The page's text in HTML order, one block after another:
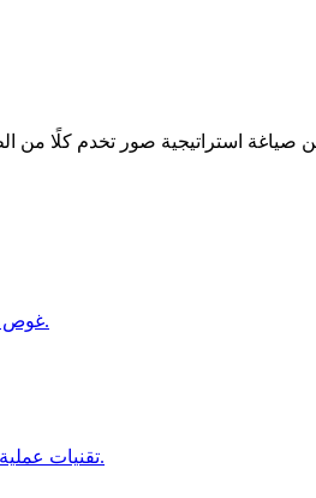
صياغة استراتيجية صور تخدم كلًا من
غوص عميق في كيفية الحفاظ على الروابط والعناصر المرساة وهياكل التنقل سليمة أثناء تحويل الصيغ وكيفية تجنب الأخطاء الشائعة.
تقنيات عملية للحفاظ على تضمين الخطوط والمسافات والتخطيط عبر تحويلات المستندات والصور والكتب الإلكترونية دون الإضرار بالجودة.